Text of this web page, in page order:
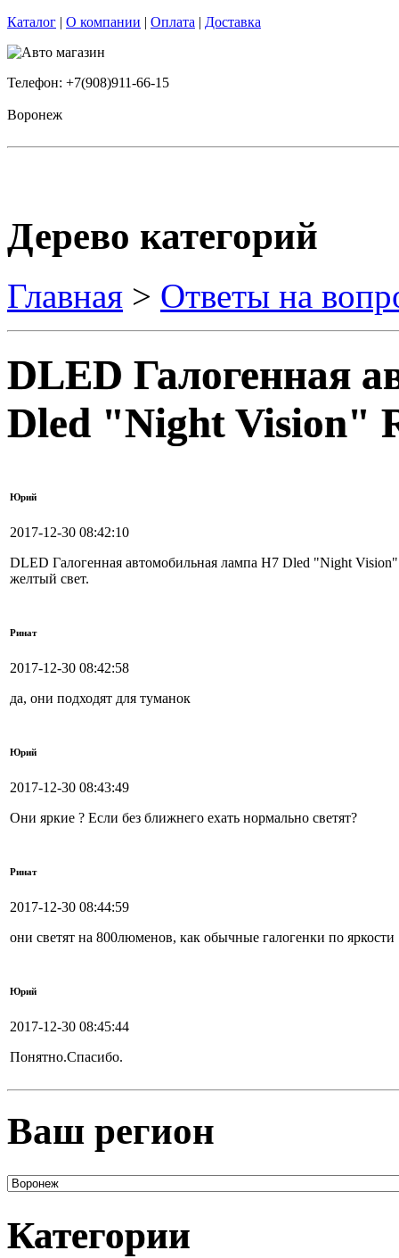
Каталог | О компании | Оплата | Доставка
Телефон: +7(908)911-66-15
Воронеж
Дерево категорий
Главная > Ответы на
DLED Галогенная
Dled "Night Vision"
Юрий
2017-12-30 08:42:10
DLED Галогенная автомобильная лампа H7 Dled "Night
желтый свет.
Ринат
2017-12-30 08:42:58
да, они подходят для туманок
Юрий
2017-12-30 08:43:49
Они яркие ? Если без ближнего ехать нормально светят?
Ринат
2017-12-30 08:44:59
они светят на 800люменов, как обычные галогенки по яркости
Юрий
2017-12-30 08:45:44
Понятно.Спасибо.
Ваш регион
Категории